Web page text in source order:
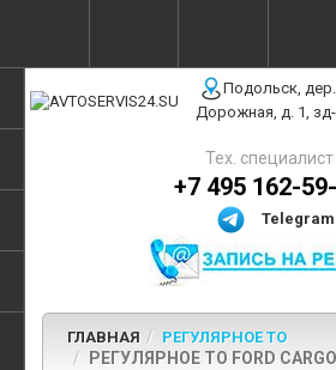
Подольск,
Дорожная, д. 1,
Тех. специалист
+7 495 162-
Telegram
ГЛАВНАЯ РЕГУЛЯРНОЕ ТО
РЕГУЛЯРНОЕ ТО FORD CARGO